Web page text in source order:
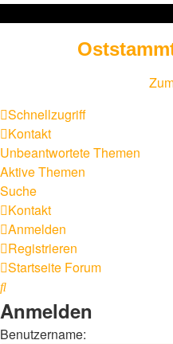
Schnellzugriff
Kontakt
Unbeantwortete Themen
Aktive Themen
Suche
Kontakt
Anmelden
Registrieren
Startseite Forum
Suche
Anmelden
Benutzername: